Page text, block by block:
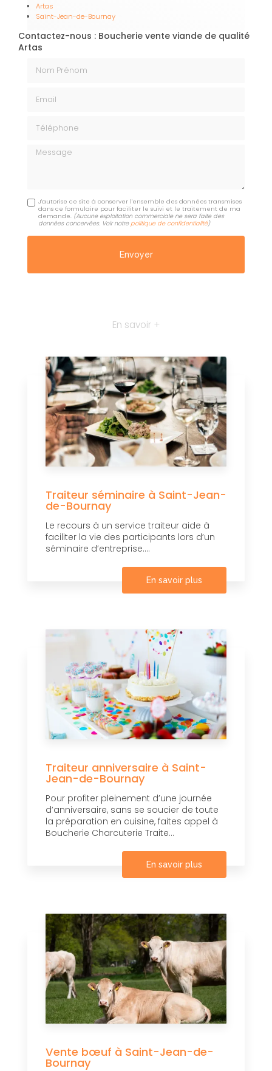
Artas
Saint-Jean-de-Bournay
Contactez-nous : Boucherie vente viande de qualité
Artas
Message
J'autorise ce site à conserver l'ensemble des données transmises
dans ce formulaire pour faciliter le suivi et le traitement de ma
demande. (Aucune exploitation commerciale ne sera faite des
données concervées. Voir notre politique de confidentialité)
En savoir +
Traiteur séminaire à Saint-Jean-
de-Bournay
Le recours à un service traiteur aide à
faciliter la vie des participants lors d’un
séminaire d’entreprise....
En savoir plus
Traiteur anniversaire à Saint-
Jean-de-Bournay
Pour profiter pleinement d’une journée
d’anniversaire, sans se soucier de toute
la préparation en cuisine, faites appel à
Boucherie Charcuterie Traite...
En savoir plus
Vente bœuf à Saint-Jean-de-
Bournay